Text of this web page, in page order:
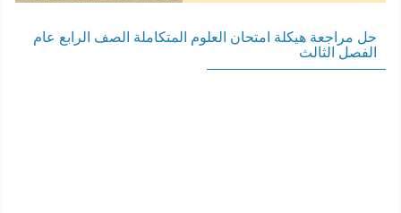
حل مراجعة هيكلة امتحان العلوم المتكاملة الصف الرابع عام
الفصل الثالث